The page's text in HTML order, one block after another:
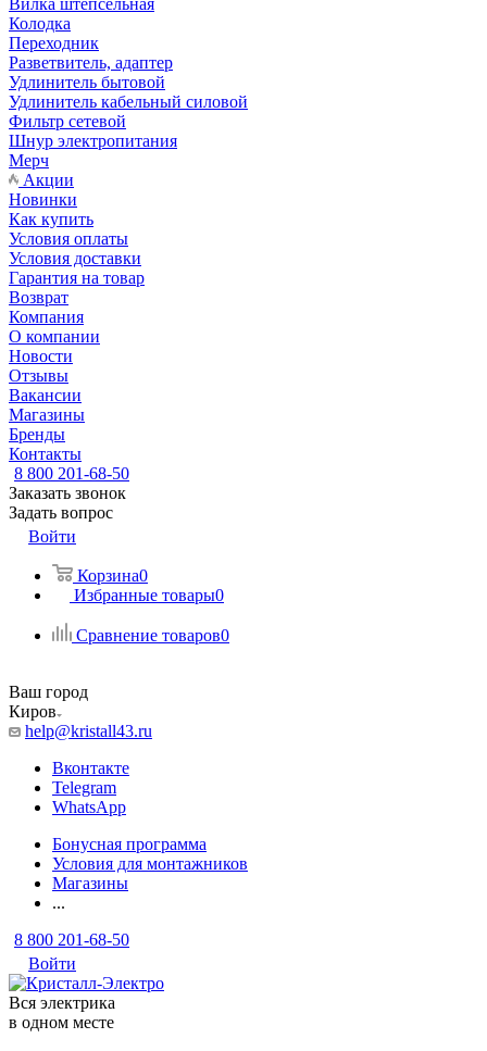
Вилка штепсельная
Колодка
Переходник
Разветвитель, адаптер
Удлинитель бытовой
Удлинитель кабельный силовой
Фильтр сетевой
Шнур электропитания
Мерч
Акции
Новинки
Как купить
Условия оплаты
Условия доставки
Гарантия на товар
Возврат
Компания
О компании
Новости
Отзывы
Вакансии
Магазины
Бренды
Контакты
8 800 201-68-50
Заказать звонок
Задать вопрос
Войти
Корзина0
Избранные товары0
Сравнение товаров0
Ваш город
Киров
help@kristall43.ru
Вконтакте
Telegram
WhatsApp
Бонусная программа
Условия для монтажников
Магазины
...
8 800 201-68-50
Войти
Вся электрика
в одном месте